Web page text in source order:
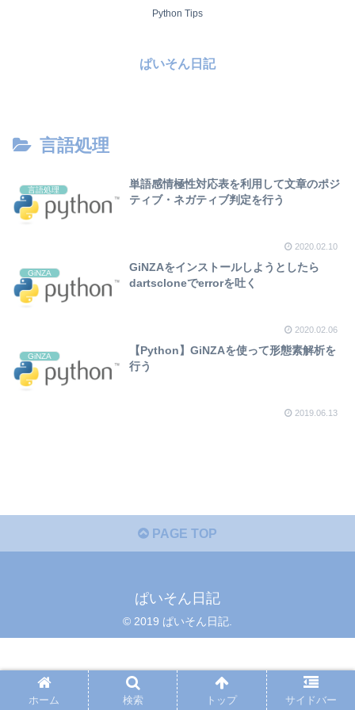
Python Tips
ぱいそん日記
言語処理
言語処理
単語感情極性対応表を利用して文章のポジ
ティブ・ネガティブ判定を行う
2020.02.10
GiNZA
GiNZAをインストールしようとしたら
dartscloneでerrorを吐く
2020.02.06
GiNZA
【Python】GiNZAを使って形態素解析を
行う
2019.06.13
PAGE TOP
ぱいそん日記
© 2019 ぱいそん日記.
ホーム 検索 トップ サイドバー